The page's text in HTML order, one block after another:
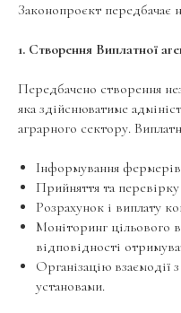
Законопроєкт передбачає
1. Створення Виплатної
Передбачено створення
яка здійснюватиме
аграрного сектору.
Інформування
Прийняття та
Розрахунок і виплату
Моніторинг цільового
відповідності
Організацію
установами.